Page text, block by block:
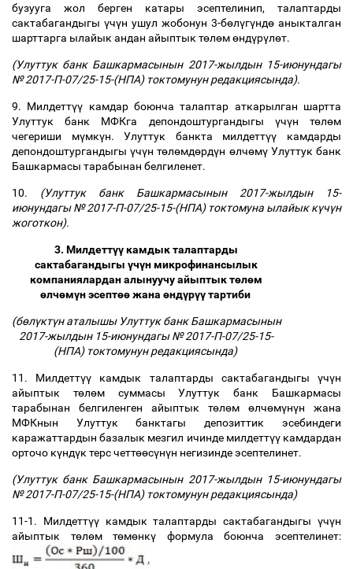
бузууга жол берген катары эсептелинип, талаптарды
сактабагандыгы үчүн ушул жобонун 3-бөлүгүндө аныкталган
шарттарга ылайык андан айыптык төлөмөндүрүлөт.
(Улуттук банк Башкармасынын 2017-жылдын 15-июнундагы
№ 2017-П-07/25-15-(НПА) токтомунун редакциясында).
9. Милдеттүү камдар боюнча талаптар аткарылган шартта
Улуттук банк МФКга депондоштургандыгы үчүн төлөм
чегериши мүмкүн. Улуттук банкта милдеттүү камдарды
депондоштургандыгыүчүн төлөмдөрдүн өлчөмүУлуттук банк
Башкармасы тарабынан белгиленет.
10. (Улуттук банк Башкармасынын 2017-жылдын 15-
июнундагы № 2017-П-07/25-15-(НПА) токтомуна ылайык күчүн
жоготкон).
3. Милдеттүүкамдык талаптарды
сактабагандыгыүчүн микрофинансылык
компаниялардан алынуучу айыптык төлөм
өлчөмүн эсептөөжана өндүрүүтартиби
(бөлүктүн аталышы Улуттук банк Башкармасынын
2017-жылдын 15-июнундагы № 2017-П-07/25-15-
(НПА) токтомунун редакциясында)
11. Милдеттүү камдык талаптарды сактабагандыгыүчүн
айыптык төлөм суммасы Улуттук банк Башкармасы
тарабынан белгиленген айыптык төлөм өлчөмүнүн жана
МФКнын Улуттук банктагы депозиттик эсебиндеги
каражаттардын базалык мезгил ичинде милдеттүүкамдардан
орточо күндүк терс четтөөсүнүн негизинде эсептелинет.
(Улуттук банк Башкармасынын 2017-жылдын 15-июнундагы
№ 2017-П-07/25-15-(НПА) токтомунун редакциясында)
11-1. Милдеттүүкамдык талаптарды сактабагандыгыүчүн
айыптык төлөм төмөнкү формула боюнча эсептелинет: